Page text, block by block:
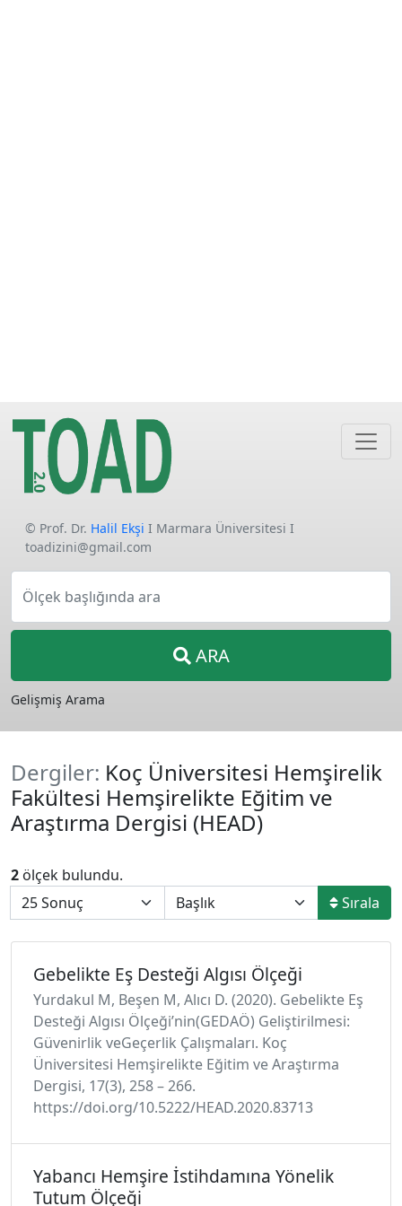
© Prof. Dr. Halil Ekşi I Marmara Üniversitesi I
toadizini@gmail.com
Ölçek başlığında ara
ARA
Gelişmiş Arama
Dergiler: Koç Üniversitesi Hemşirelik
Fakültesi Hemşirelikte Eğitim ve
Araştırma Dergisi (HEAD)
2 ölçek bulundu.
Sırala
Gebelikte Eş Desteği Algısı Ölçeği
Yurdakul M, Beşen M, Alıcı D. (2020). Gebelikte Eş
Desteği Algısı Ölçeği’nin(GEDAÖ) Geliştirilmesi:
Güvenirlik veGeçerlik Çalışmaları. Koç
Üniversitesi Hemşirelikte Eğitim ve Araştırma
Dergisi, 17(3), 258 – 266.
https://doi.org/10.5222/HEAD.2020.83713
Yabancı Hemşire İstihdamına Yönelik
Tutum Ölçeği